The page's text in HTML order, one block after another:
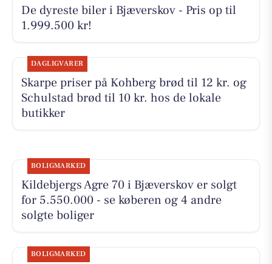
De dyreste biler i Bjæverskov - Pris op til
1.999.500 kr!
DAGLIGVARER
Skarpe priser på Kohberg brød til 12 kr. og
Schulstad brød til 10 kr. hos de lokale
butikker
BOLIGMARKED
Kildebjergs Agre 70 i Bjæverskov er solgt
for 5.550.000 - se køberen og 4 andre
solgte boliger
BOLIGMARKED